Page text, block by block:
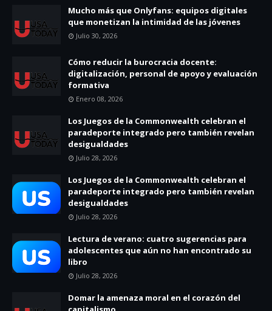
Mucho más que Onlyfans: equipos digitales
que monetizan la intimidad de las jóvenes
Julio 30, 2026
Cómo reducir la burocracia docente:
digitalización, personal de apoyo y evaluación
formativa
Enero 08, 2026
Los Juegos de la Commonwealth celebran el
paradeporte integrado pero también revelan
desigualdades
Julio 28, 2026
Los Juegos de la Commonwealth celebran el
paradeporte integrado pero también revelan
desigualdades
Julio 28, 2026
Lectura de verano: cuatro sugerencias para
adolescentes que aún no han encontrado su
libro
Julio 28, 2026
Domar la amenaza moral en el corazón del